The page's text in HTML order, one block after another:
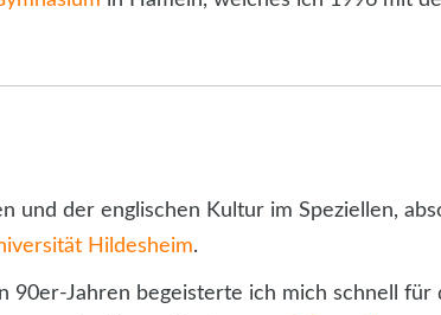
und der englischen Kultur im Speziellen,
Hildesheim.
90er-Jahren begeisterte ich mich schnell